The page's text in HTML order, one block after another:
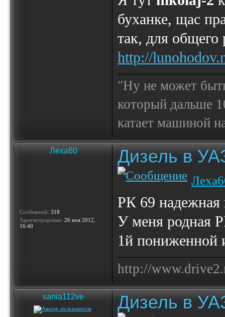
буханке, щас
так, для
http://
"Ну не может
который дальше
катает машиной
Леха60
Сообщений: 318
Зарегистрирован: 26 ноя 2012,
16:40
Дизель в
РК 69 надежная
У меня родная
1й пониженной
http://
sania112ve Дизель в